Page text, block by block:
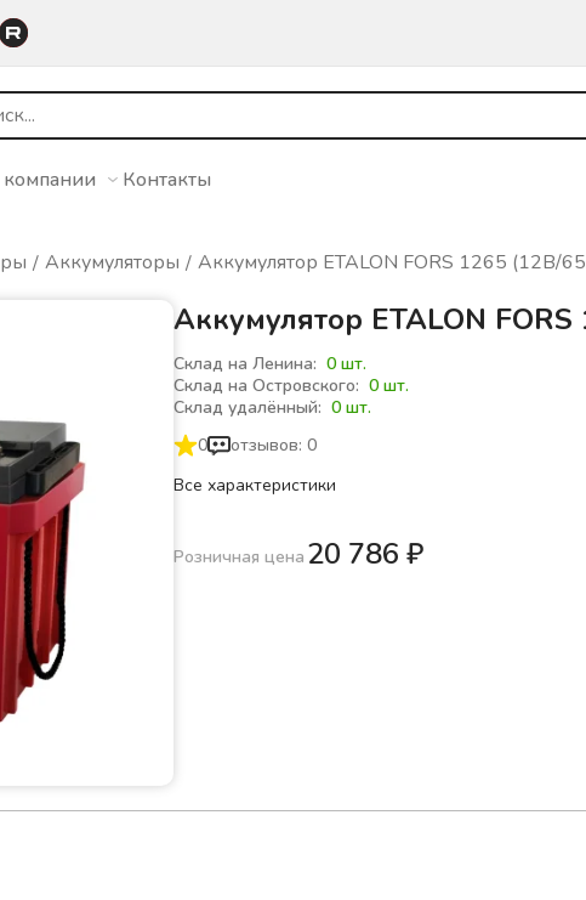
Контакты
Аккумуляторы Аккумулятор ETALON FORS 1265 (12В/
Аккумулятор ETALON
Склад на Ленина: 0 шт.
Склад на Островского: 0 шт.
Склад удалённый: 0 шт.
0
отзывов: 0
Все характеристики
Розничная цена 20 786 ₽